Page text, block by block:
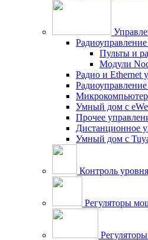
Пульты и
Модули
Радио и Ethernet
Умный дом c
Прочее
Дистанционное
Умный дом с
Контроль
Регуляторы